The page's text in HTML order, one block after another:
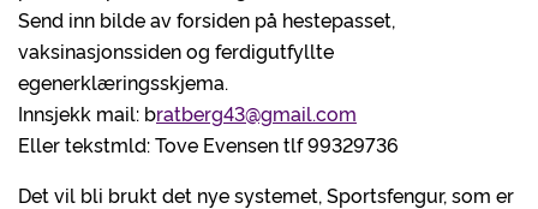
Send inn bilde av forsiden på hestepasset,
vaksinasjonssiden og ferdigutfyllte
egenerklæringsskjema.
Innsjekk mail: bratberg43@gmail.com
Eller tekstmld: Tove Evensen tlf 99329736
Det vil bli brukt det nye systemet, Sportsfengur, som er